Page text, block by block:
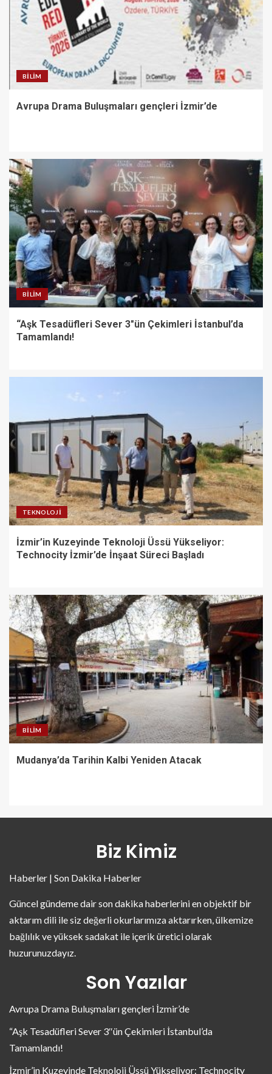
BILIM
Avrupa Drama Buluşmaları gençleri İzmir’de
BILIM
“Aşk Tesadüfleri Sever 3″ün Çekimleri İstanbul’da
Tamamlandı!
TEKNOLOJI
İzmir’in Kuzeyinde Teknoloji Üssü Yükseliyor:
Technocity İzmir’de İnşaat Süreci Başladı
BILIM
Mudanya’da Tarihin Kalbi Yeniden Atacak
Biz Kimiz
Haberler | Son Dakika Haberler
Güncel gündeme dair son dakika haberlerini en objektif bir
aktarım dili ile siz değerli okurlarımıza aktarırken, ülkemize
bağlılık ve yüksek sadakat ile içerik üretici olarak
huzurunuzdayız.
Son Yazılar
Avrupa Drama Buluşmaları gençleri İzmir’de
“Aşk Tesadüfleri Sever 3″ün Çekimleri İstanbul’da
Tamamlandı!
İzmir’in Kuzeyinde Teknoloji Üssü Yükseliyor: Technocity